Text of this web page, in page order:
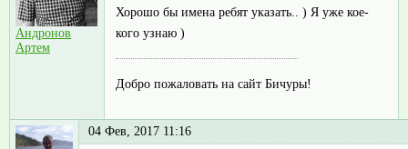
Андронов
Артем
Хорошо бы имена ребят указать.. ) Я уже кое-
кого узнаю )
Добро пожаловать на сайт Бичуры!
04 Фев, 2017 11:16